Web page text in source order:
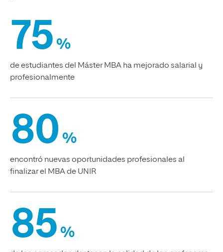
75 %
de estudiantes del Máster MBA ha mejorado salarial y
profesionalmente
80 %
encontró nuevas oportunidades profesionales al
finalizar el MBA de UNIR
85 %